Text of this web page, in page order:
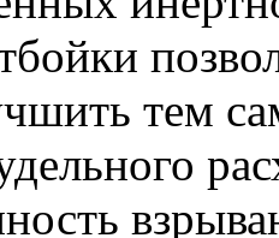
тем